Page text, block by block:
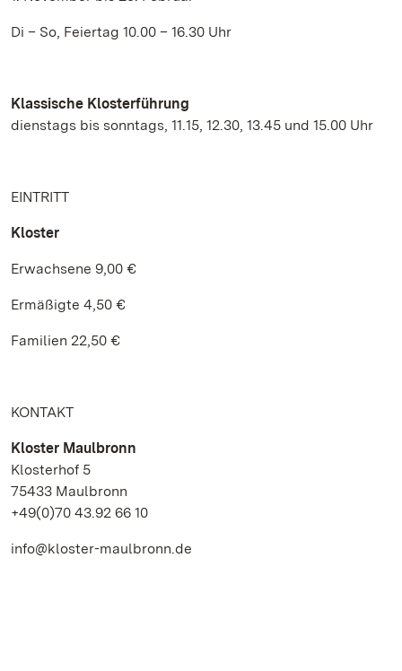
Di – So, Feiertag 10.00 – 16.30 Uhr
Klassische Klosterführung
dienstags bis sonntags, 11.15, 12.30, 13.45 und 15.00 Uhr
EINTRITT
Kloster
Erwachsene 9,00 €
Ermäßigte 4,50 €
Familien 22,50 €
KONTAKT
Kloster Maulbronn
Klosterhof 5
75433 Maulbronn
+49(0)70 43.92 66 10
info@kloster-maulbronn.de